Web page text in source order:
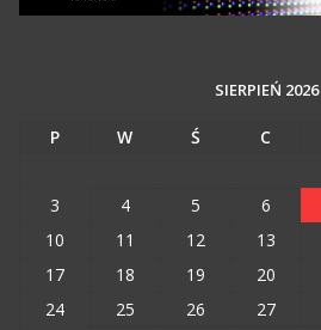
SIERPIEŃ 2026
P W Ś C
3
4 5 6
10
11 12 13
17
18 19 20
24
25 26 27